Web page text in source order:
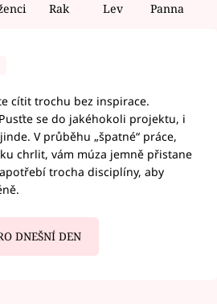
Rak Lev Panna
cítit trochu bez inspirace.
se do jakéhokoli projektu, i
V průběhu „špatné“ práce,
chrlit, vám múza jemně přistane
trocha disciplíny, aby
DNEŠNÍ DEN